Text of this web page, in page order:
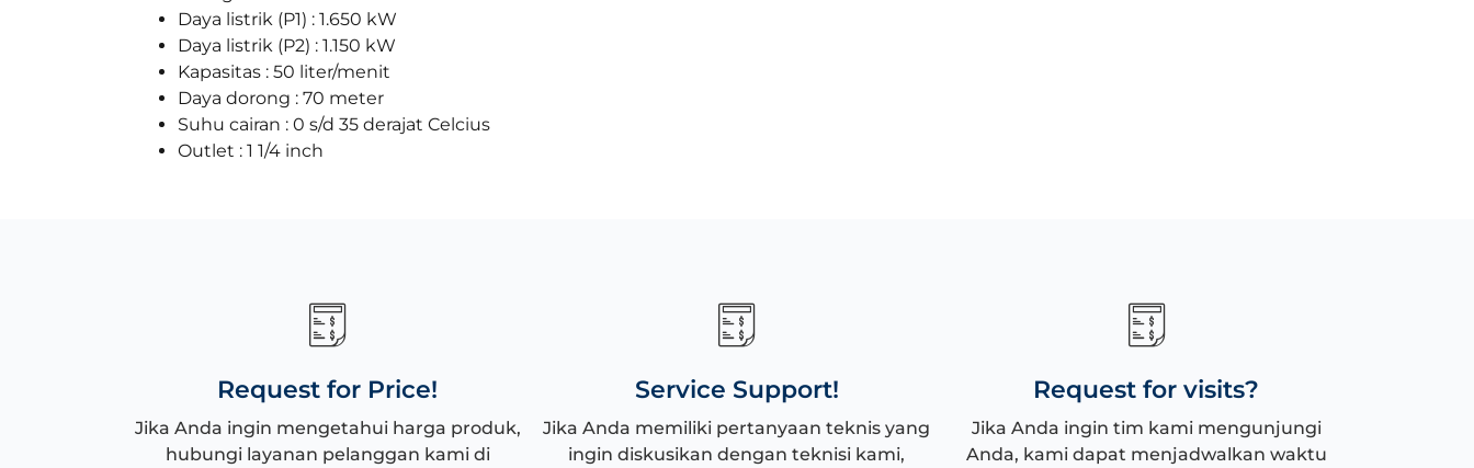
Daya listrik (P1) : 1.650 kW
Daya listrik (P2) : 1.150 kW
Kapasitas : 50 liter/menit
Daya dorong : 70 meter
Suhu cairan : 0 s/d 35 derajat Celcius
Outlet : 1 1/4 inch
Request for Price!
Jika Anda ingin mengetahui harga produk,
hubungi layanan pelanggan kami di
Service Support!
Jika Anda memiliki pertanyaan teknis yang
ingin diskusikan dengan teknisi kami,
Request for visits?
Jika Anda ingin tim kami mengunjungi
Anda, kami dapat menjadwalkan waktu